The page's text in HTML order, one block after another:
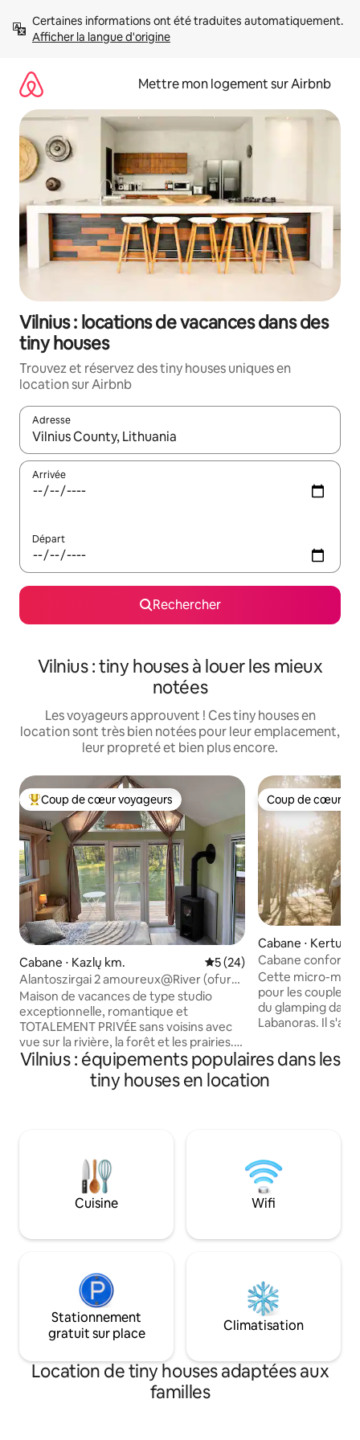
directement
Afficher la langue d'origine
Mettre mon logement sur Airbnb
Vilnius : locations de vacances dans des
tiny houses
Trouvez et réservez des tiny houses uniques en
location sur Airbnb
Adresse
Lorsque les résultats s'affichent, utilisez les flèches vers le
Arrivée
Départ
Rechercher
Vilnius : tiny houses à louer les mieux
notées
Les voyageurs approuvent ! Ces tiny houses en
location sont très bien notées pour leur emplacement,
leur propreté et bien plus encore.
Coups de cœur voyageurs les plus appréciés
Coup de cœur voyageurs
Cabane ⋅ Kazlų km. Évaluation moyenne sur la
5 (24)
Alantoszirgai 2 amoureux@River (ofura
extra)
Maison de vacances de type studio
exceptionnelle, romantique et
TOTALEMENT PRIVÉE sans voisins avec
vue sur la rivière, la forêt et les prairies.
La maison de la rivière est située dans
une ferme écologique avec de vieux
chevaux de race lituanienne et des
Wi-Fi, un projecteur avec un écran, un
système de climatisation air-air et un
poêle à bois. 🔥 La maison sur la rivière
dispose de son propre jacuzzi électrique
80 euros.
Coup de cœur
Coup de cœur
Cabane ⋅
Cabane
du lac Kertuoja
Cette micro-
pour les couples
du glamping dans
Labanoras. Il
l'endroit idéal
randonnée et
lacs à seulement
cheminée,
avec fenêtre sur
Le spa est
un prix
Vilnius : équipements populaires dans les
tiny houses en location
Cuisine Wifi
Stationnement
gratuit sur place
Climatisation
Location de tiny houses adaptées aux
familles